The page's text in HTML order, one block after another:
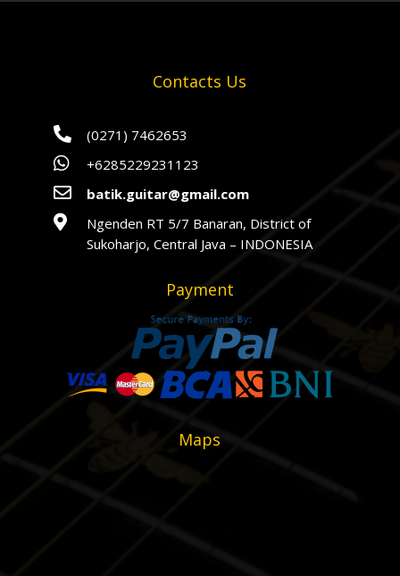
Contacts Us
 (0271) 7462653
 +6285229231123
 batik.guitar@gmail.com

Ngenden RT 5/7 Banaran, District of
Sukoharjo, Central Java – INDONESIA
Payment
Maps